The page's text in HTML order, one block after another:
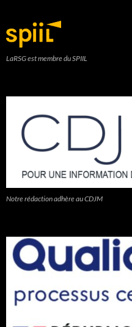
LaRSG est membre du SPIIL
Notre rédaction adhère au CDJM